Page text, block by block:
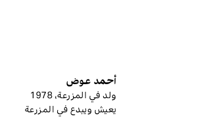
أحمد عوض
ولد في المزرعة، 1978
يعيش ويبدع في المزرعة